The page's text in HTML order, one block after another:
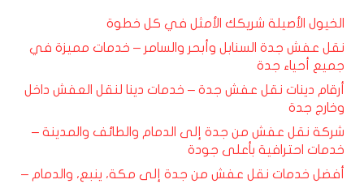
الخيول الأصيلة شريكك الأمثل في كل خطوة
نقل عفش جدة السنابل وأبحر والسامر – خدمات مميزة في
جميع أحياء جدة
أرقام دينات نقل عفش جدة – خدمات دينا لنقل العفش داخل
وخارج جدة
شركة نقل عفش من جدة إلى الدمام والطائف والمدينة –
خدمات احترافية بأعلى جودة
أفضل خدمات نقل عفش من جدة إلى مكة، ينبع، والدمام –